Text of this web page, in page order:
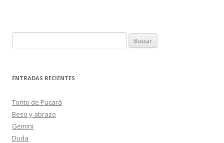
k r
u
c
r
:
ENTRADAS RECIENTES
Torito de Pucará
Beso y abrazo
Gemini
Duda